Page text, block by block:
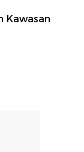
Kawasan